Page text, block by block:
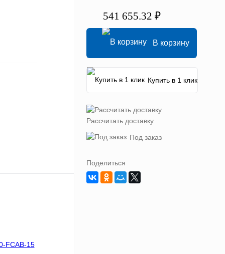
541 655.32 ₽
В корзину
Купить в 1 клик
Рассчитать доставку
Под заказ
Поделиться